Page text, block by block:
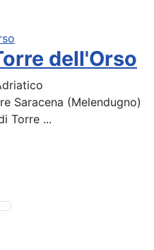
dell'Orso
Saracena (Melendugno)
Torre ...